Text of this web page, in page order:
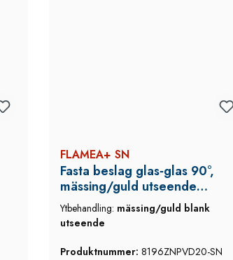
FLAMEA+ SN
Fasta beslag glas‑glas 90°,
mässing/guld utseende
(blank), Flamea+, med
täcklock
Ytbehandling: mässing/guld blank
utseende
Produktnummer: 8196ZNPVD20-SN